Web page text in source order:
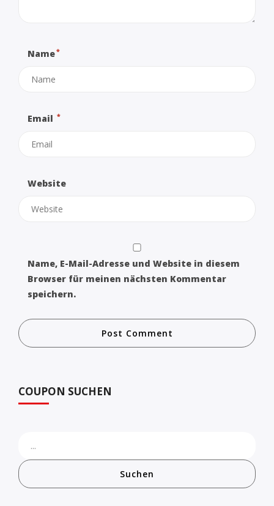
Name*
Email *
Website
Name, E-Mail-Adresse und Website in diesem
Browser für meinen nächsten Kommentar
speichern.
COUPON SUCHEN
Suchen